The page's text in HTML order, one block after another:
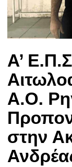
Α’
Α.Ο.
στην